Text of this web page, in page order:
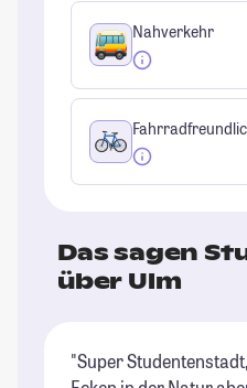
Nahverkehr
Das sagen
über Ulm
"Super